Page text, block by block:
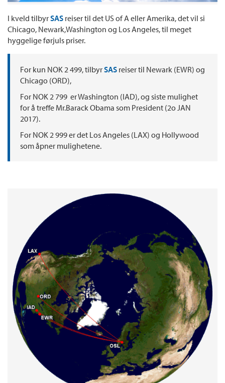
I kveld tilbyrSAS reiser til det US of A eller Amerika, det vil si
Chicago, Newark,Washington og Los Angeles, til meget
hyggelige førjuls priser.
For kun NOK 2 499, tilbyrSAS reiser til Newark (EWR) og
Chicago (ORD),
For NOK 2 799 er Washington (IAD), og siste mulighet
for å treffe Mr.Barack Obama som President (2o JAN
2017).
For NOK 2 999 er det Los Angeles (LAX) og Hollywood
som åpner mulighetene.